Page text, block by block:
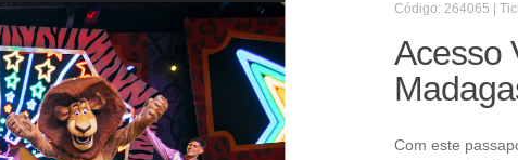
Código: 264065 |
Acesso
Com este